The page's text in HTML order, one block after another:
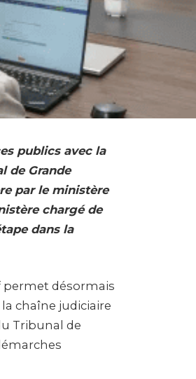
publics avec la
de Grande
par le ministère
chargé de
dans la
permet désormais
chaîne judiciaire
Tribunal de